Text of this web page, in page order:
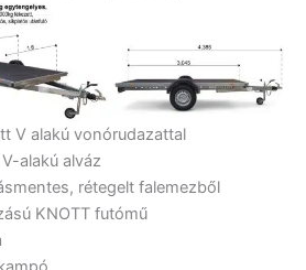
V alakú vonórudazattal
alakú alváz
rétegelt falemezből
KNOTT futómű